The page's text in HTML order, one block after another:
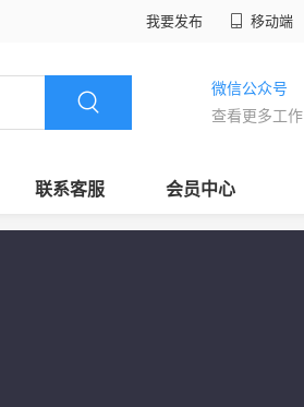
我要发布 移动端
微信公众号
查看更多工作
联系客服 会员中心